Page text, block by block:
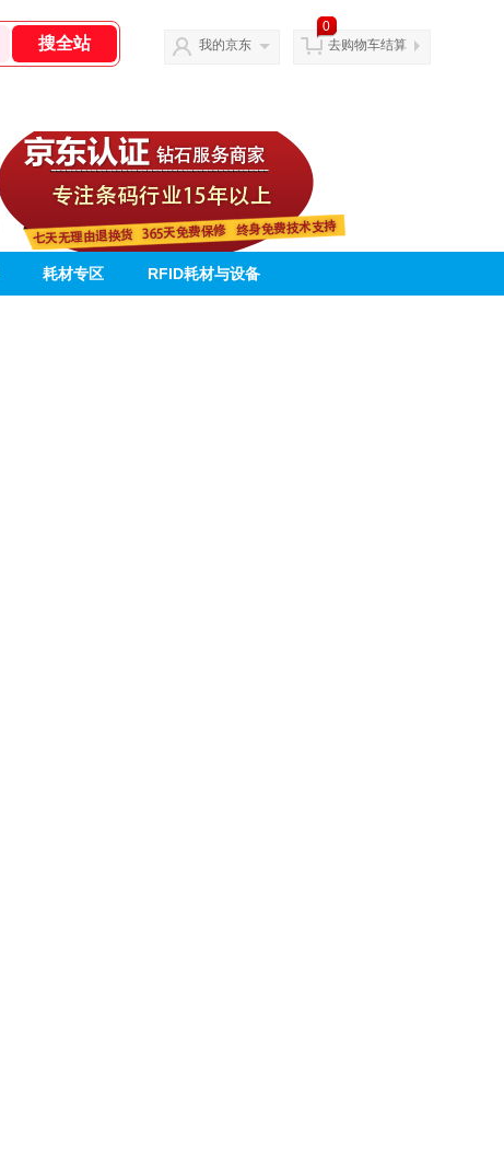
我的京东
0
去购物车结算
耗材专区 RFID耗材与设备